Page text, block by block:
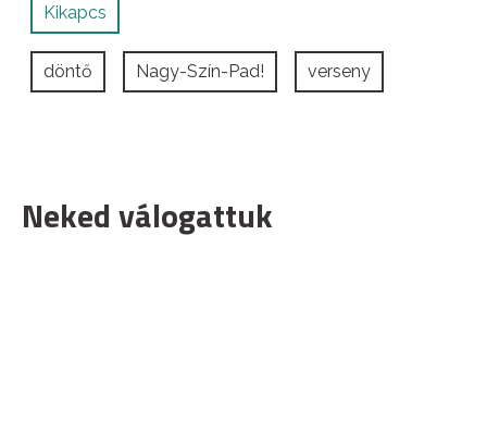
Kikapcs
döntő Nagy-Szín-Pad! verseny
Neked válogattuk